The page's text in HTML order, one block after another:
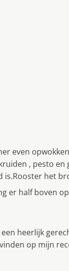
even
, pesto
is.Rooster het
er half boven
heerlijk
op mijn